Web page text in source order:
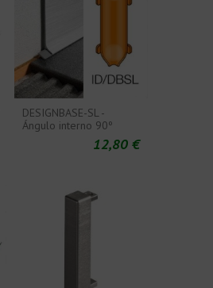
DESIGNBASE-SL -
Ángulo interno 90º
12,80 €